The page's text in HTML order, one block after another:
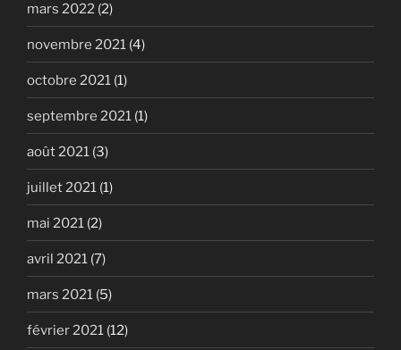
mars 2022 (2)
novembre 2021 (4)
octobre 2021 (1)
septembre 2021 (1)
août 2021 (3)
juillet 2021 (1)
mai 2021 (2)
avril 2021 (7)
mars 2021 (5)
février 2021 (12)